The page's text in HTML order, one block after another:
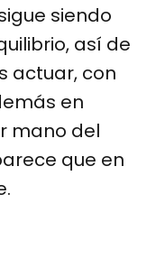
siendo
así de
actuar, con
en
mano del
que en